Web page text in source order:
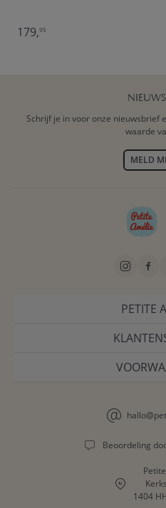
179,95
Schrijf je in voor onze nieuwsbrief
waarde
MELD
PETITE
Beoordeling
1404